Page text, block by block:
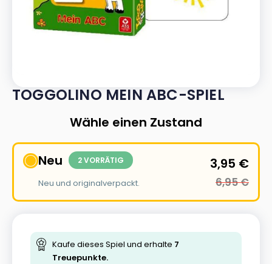
TOGGOLINO MEIN ABC-SPIEL
Wähle einen Zustand
Neu 2 VORRÄTIG
Neu und originalverpackt.
3,95 €
6,95€
Kaufe dieses Spiel und erhalte 7
Treuepunkte.